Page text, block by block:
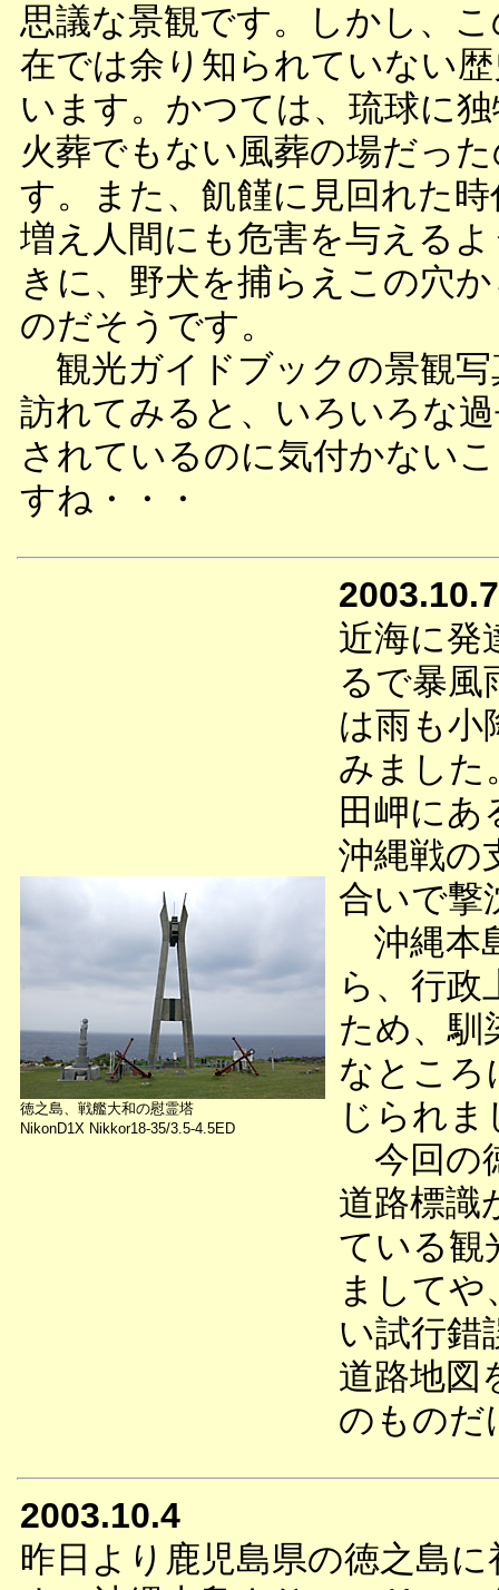
思議な景観です。しかし、
在では余り知られていない
います。かつては、琉球に
火葬でもない風葬の場だっ
す。また、飢饉に見回れた
増え人間にも危害を与える
きに、野犬を捕らえこの穴
のだそうです。
観光ガイドブックの景観写
訪れてみると、いろいろな
されているのに気付かない
すね・・・
徳之島、戦艦大和の慰霊塔
NikonD1X Nikkor18-35/3.5-4.5ED
2003.10.7
近海に発
るで暴風
は雨も小
みました
田岬にあ
沖縄戦の
合いで撃
沖縄本
ら、行政
ため、馴
なところ
じられま
今回の
道路標識
ている観
まして
い試行錯
道路地図
のものだ
2003.10.4
昨日より鹿児島県の徳之島